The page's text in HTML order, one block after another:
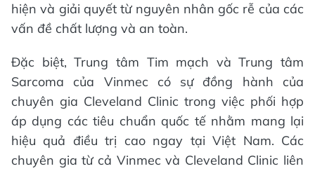
hiện và giải quyết từ nguyên nhân gốc rễ của các
vấn đề chất lượng và an toàn.
Đặc biệt, Trung tâm Tim mạch và Trung tâm
Sarcoma của Vinmec có sự đồng hành của
chuyên gia Cleveland Clinic trong việc phối hợp
áp dụng các tiêu chuẩn quốc tế nhằm mang lại
hiệu quả điều trị cao ngay tại Việt Nam. Các
chuyên gia từ cả Vinmec và Cleveland Clinic liên